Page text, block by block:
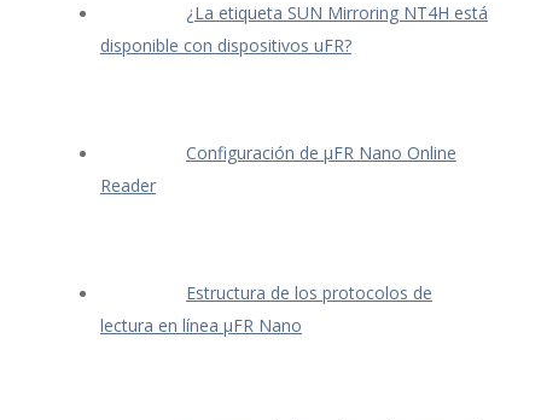
¿La etiqueta SUN Mirroring NT4H está
disponible con dispositivos uFR?
Configuración de μFR Nano Online
Reader
Estructura de los protocolos de
lectura en línea μFR Nano